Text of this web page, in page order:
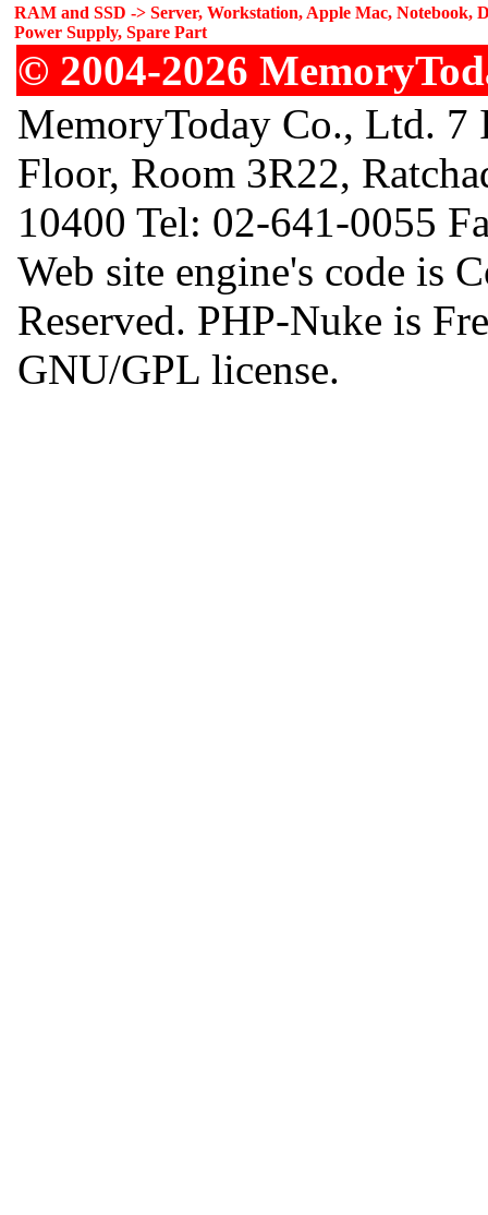
RAM and SSD -> Server, Workstation, Apple Mac, Notebook,
Power Supply, Spare Part
© 2004-2026
MemoryToday Co., Ltd.
Floor, Room 3R22,
10400 Tel: 02-641-0055
Web site engine's code is
Reserved. PHP-Nuke is
GNU/GPL license.